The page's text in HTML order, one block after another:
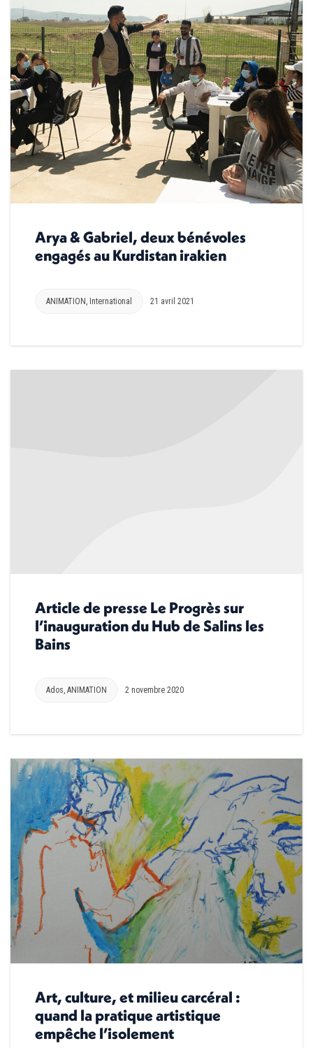
Arya & Gabriel, deux bénévoles
engagés au Kurdistan irakien
ANIMATION International 21 avril 2021
Article de presse Le Progrès sur
l’inauguration du Hub de Salins les
Bains
Ados, ANIMATION 2 novembre 2020
Art, culture, et milieu carcéral :
quand la pratique artistique
empêche l’isolement